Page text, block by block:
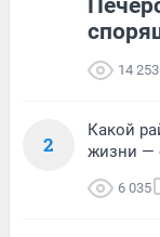
14 253
2
Какой
жизни —
6 035